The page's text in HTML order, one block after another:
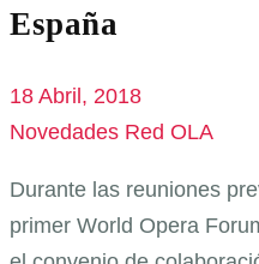
España
18 Abril, 2018
Novedades Red OLA
Durante las reuniones
primer World Opera